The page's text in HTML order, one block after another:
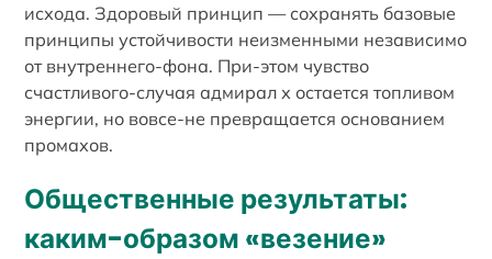
исхода. Здоровый принцип — сохранять базовые
принципы устойчивости неизменными независимо
от внутреннего-фона. При-этом чувство
счастливого-случая адмирал х остается топливом
энергии, но вовсе-не превращается основанием
промахов.
Общественные результаты:
каким-образом «везение»